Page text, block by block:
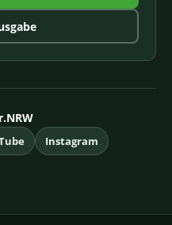
Instagram